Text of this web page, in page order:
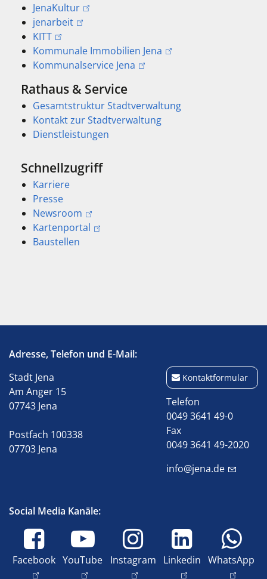
JenaKultur
jenarbeit
KITT
Kommunale Immobilien Jena
Kommunalservice Jena
Rathaus & Service
Gesamtstruktur Stadtverwaltung
Kontakt zur Stadtverwaltung
Dienstleistungen
Schnellzugriff
Karriere
Presse
Newsroom
Kartenportal
Baustellen
Adresse, Telefon und E-Mail:
Stadt Jena
Am Anger 15
07743 Jena
Postfach 100338
07703 Jena
Kontaktformular
Telefon
0049 3641 49-0
Fax
0049 3641 49-2020
info@jena.de
Social Media Kanäle:
Facebook YouTube Instagram Linkedin WhatsApp